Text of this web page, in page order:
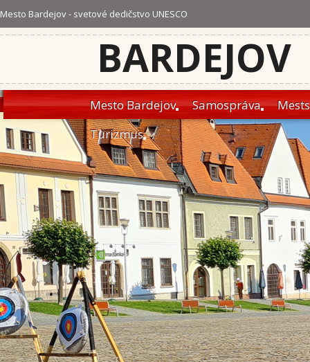
Mesto Bardejov - svetové dedičstvo UNESCO
BARDEJOV
Mesto Bardejov Samospráva
Turizmus